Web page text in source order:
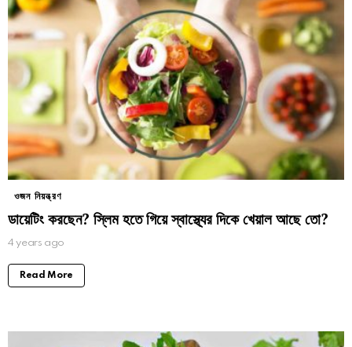
ওজন নিয়ন্ত্রণ
ডায়েটিং করছেন? স্লিম হতে গিয়ে স্বাস্থ্যের দিকে খেয়াল আছে তো?
4 years ago
Read More